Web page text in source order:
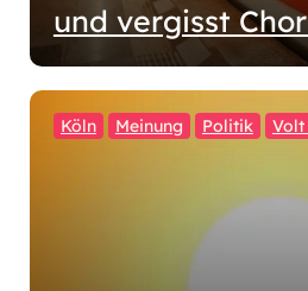
und vergisst
Köln Meinung Politik Volt